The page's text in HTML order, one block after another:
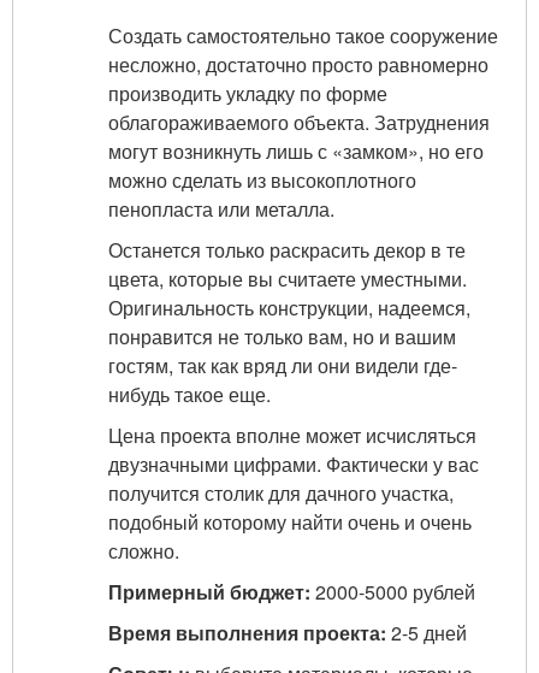
Создать самостоятельно такое сооружение
несложно, достаточно просто равномерно
производить укладку по форме
облагораживаемого объекта. Затруднения
могут возникнуть лишь с «замком», но его
можно сделать из высокоплотного
пенопласта или металла.
Останется только раскрасить декор в те
цвета, которые вы считаете уместными.
Оригинальность конструкции, надеемся,
понравится не только вам, но и вашим
гостям, так как вряд ли они видели где-
нибудь такое еще.
Цена проекта вполне может исчисляться
двузначными цифрами. Фактически у вас
получится столик для дачного участка,
подобный которому найти очень и очень
сложно.
Примерный бюджет: 2000-5000 рублей
Время выполнения проекта: 2-5 дней